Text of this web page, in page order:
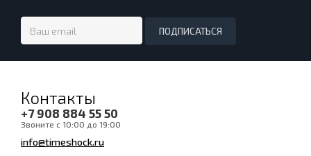
Контакты
+7 908 884 55 50
Звоните с 10:00 до 19:00
info@timeshock.ru